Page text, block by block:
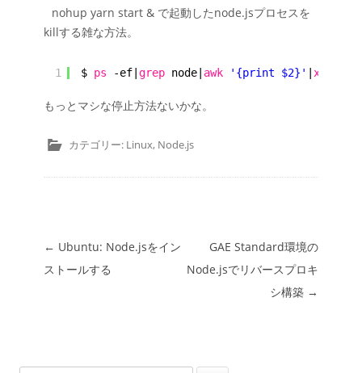
nohup yarn start & で起動したnode.jsプロセスを
killする雑な方法。
1 $ ps -ef| grep node| awk '{print $2}' xargs
もっとマシな停止方法ないかな。
カテゴリー: Linux, Node.js
投稿ナビゲーション
← Ubuntu: Node.jsをイン
ストールする
GAE Standard環境の
Node.jsでリバースプロキ
シ構築 →